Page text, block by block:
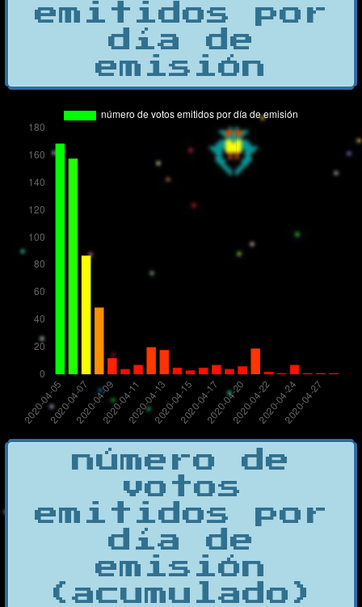
emitidos por
día de
emisión
número de
votos
emitidos por
día de
emisión
(acumulado)